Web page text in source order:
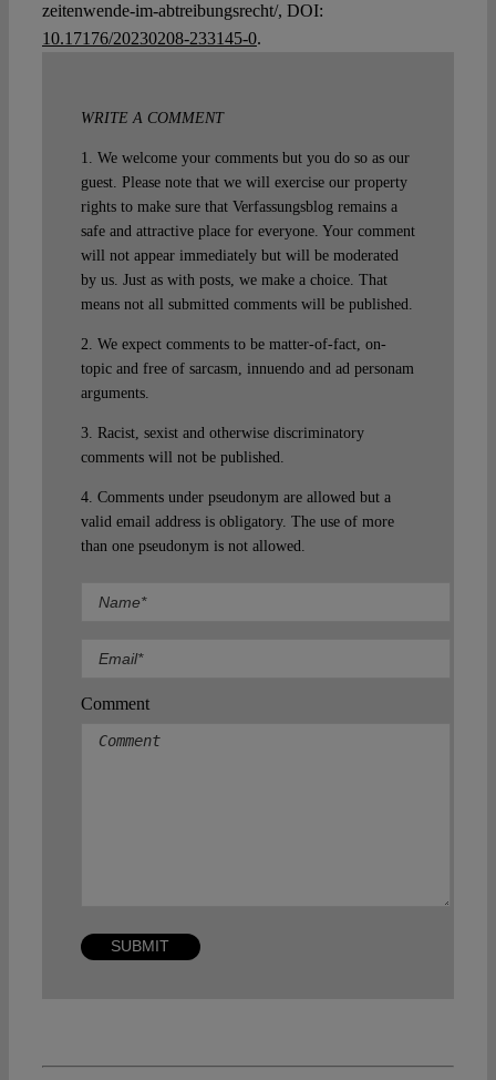
zeitenwende-im-abtreibungsrecht/, DOI:
10.17176/20230208-233145-0.
WRITE A COMMENT
1. We welcome your comments but you do so as our
guest. Please note that we will exercise our property
rights to make sure that Verfassungsblog remains a
safe and attractive place for everyone. Your comment
will not appear immediately but will be moderated
by us. Just as with posts, we make a choice. That
means not all submitted comments will be published.
2. We expect comments to be matter-of-fact, on-
topic and free of sarcasm, innuendo and ad personam
arguments.
3. Racist, sexist and otherwise discriminatory
comments will not be published.
4. Comments under pseudonym are allowed but a
valid email address is obligatory. The use of more
than one pseudonym is not allowed.
Comment